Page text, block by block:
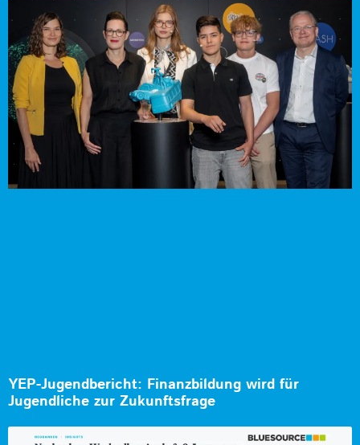
YEP-Jugendbericht: Finanzbildung wird für
Jugendliche zur Zukunftsfrage